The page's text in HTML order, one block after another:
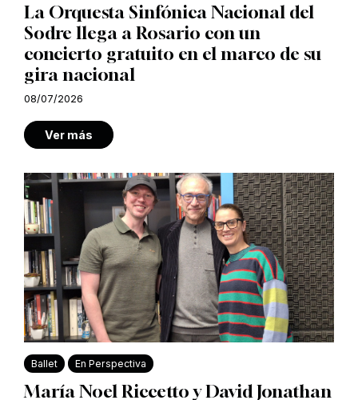
La Orquesta Sinfónica Nacional del
Sodre llega a Rosario con un
concierto gratuito en el marco de su
gira nacional
08/07/2026
Ver más
Ballet En Perspectiva
María Noel Riccetto y David Jonathan